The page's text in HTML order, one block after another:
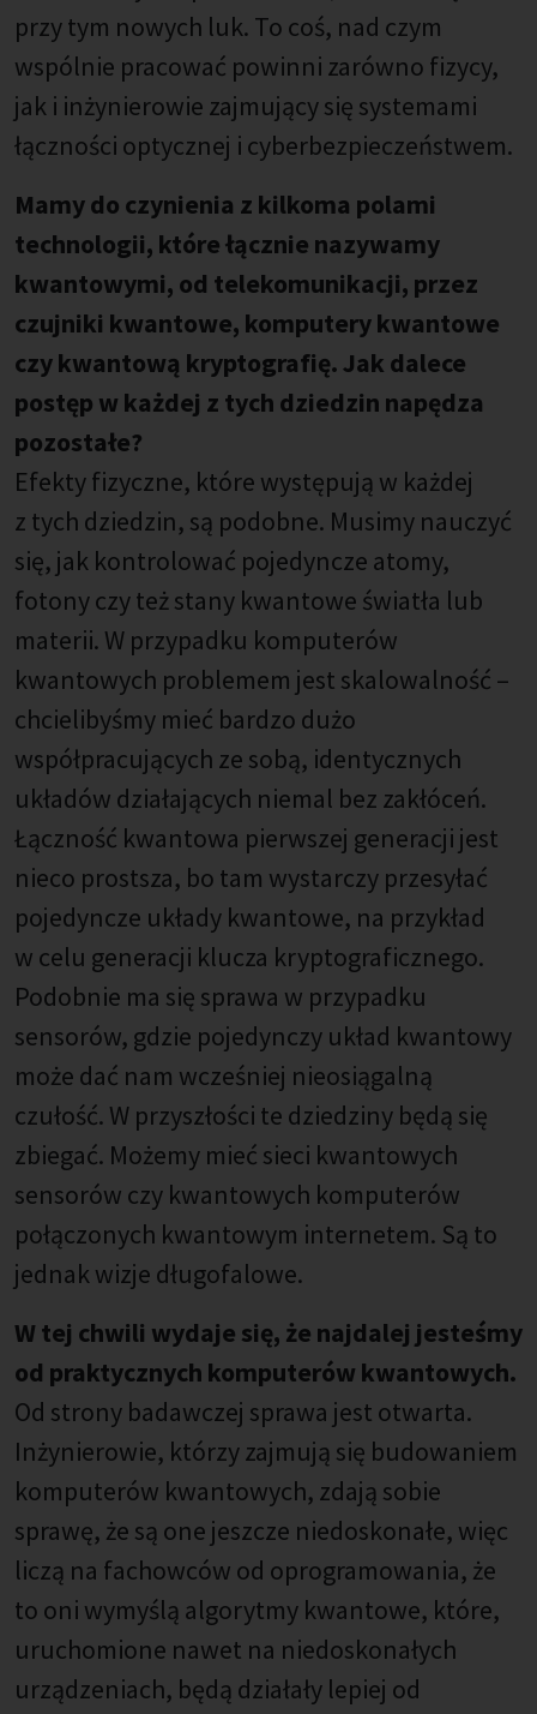
przy tym nowych luk. To coś, nad czym
wspólnie pracować powinni zarówno fizycy,
jak i inżynierowie zajmujący się systemami
łączności optycznej i cyberbezpieczeństwem.
Mamy do czynienia z kilkoma polami
technologii, które łącznie nazywamy
kwantowymi, od telekomunikacji, przez
czujniki kwantowe, komputery kwantowe
czy kwantową kryptografię. Jak dalece
postęp w każdej z tych dziedzin napędza
pozostałe?
Efekty fizyczne, które występują w każdej
z tych dziedzin, są podobne. Musimy nauczyć
się, jak kontrolować pojedyncze atomy,
fotony czy też stany kwantowe światła lub
materii. W przypadku komputerów
kwantowych problemem jest skalowalność –
chcielibyśmy mieć bardzo dużo
współpracujących ze sobą, identycznych
układów działających niemal bez zakłóceń.
Łączność kwantowa pierwszej generacji jest
nieco prostsza, bo tam wystarczy przesyłać
pojedyncze układy kwantowe, na przykład
w celu generacji klucza kryptograficznego.
Podobnie ma się sprawa w przypadku
sensorów, gdzie pojedynczy układ kwantowy
może dać nam wcześniej nieosiągalną
czułość. W przyszłości te dziedziny będą się
zbiegać. Możemy mieć sieci kwantowych
sensorów czy kwantowych komputerów
połączonych kwantowym internetem. Są to
jednak wizje długofalowe.
W tej chwili wydaje się, że najdalej jesteśmy
od praktycznych komputerów kwantowych.
Od strony badawczej sprawa jest otwarta.
Inżynierowie, którzy zajmują się budowaniem
komputerów kwantowych, zdają sobie
sprawę, że są one jeszcze niedoskonałe, więc
liczą na fachowców od oprogramowania, że
to oni wymyślą algorytmy kwantowe, które,
uruchomione nawet na niedoskonałych
urządzeniach, będą działały lepiej od